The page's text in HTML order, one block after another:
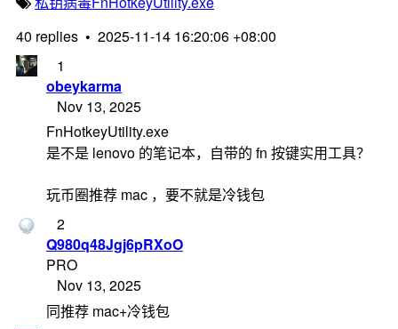
40 replies • 2025-11-14 16:20:06 +08:00
1
obeykarma
Nov 13, 2025
FnHotkeyUtility.exe
是不是 lenovo 的笔记本，自带的 fn 按键实用工具？
玩币圈推荐 mac ，要不就是冷钱包
2
Q980q48Jgj6pRXoO
PRO
Nov 13, 2025
同推荐 mac+冷钱包